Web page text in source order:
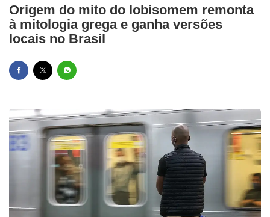
Origem do mito do lobisomem remonta
à mitologia grega e ganha versões
locais no Brasil